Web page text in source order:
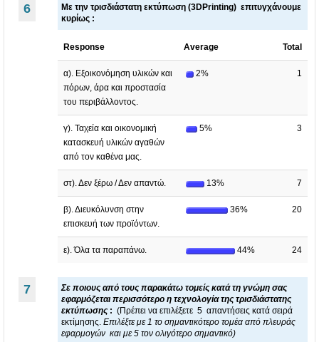
6
Με την τρισδιάστατη εκτύπωση (3DPrinting) επιτυγχάνουμε
κυρίως :
Response Average Total
α). Εξοικονόμηση υλικών και
πόρων, άρα και προστασία
του περιβάλλοντος.
2% 1
γ). Ταχεία και οικονομική
κατασκευή υλικών αγαθών
από τον καθένα μας.
5% 3
στ). Δεν ξέρω / Δεν απαντώ. 13% 7
β). Διευκόλυνση στην
επισκευή των προϊόντων.
36% 20
ε). Όλα τα παραπάνω. 44% 24
7
Σε ποιους από τους παρακάτω τομείς κατά τη γνώμη σας
εφαρμόζεται περισσότερο η τεχνολογία της τρισδιάστατης
εκτύπωσης : (Πρέπει να επιλέξετε 5 απαντήσεις κατά σειρά
εκτίμησης. Επιλέξτε με 1 το σημαντικότερο τομέα από πλευράς
εφαρμογών και με 5 τον ολιγότερο σημαντικό)